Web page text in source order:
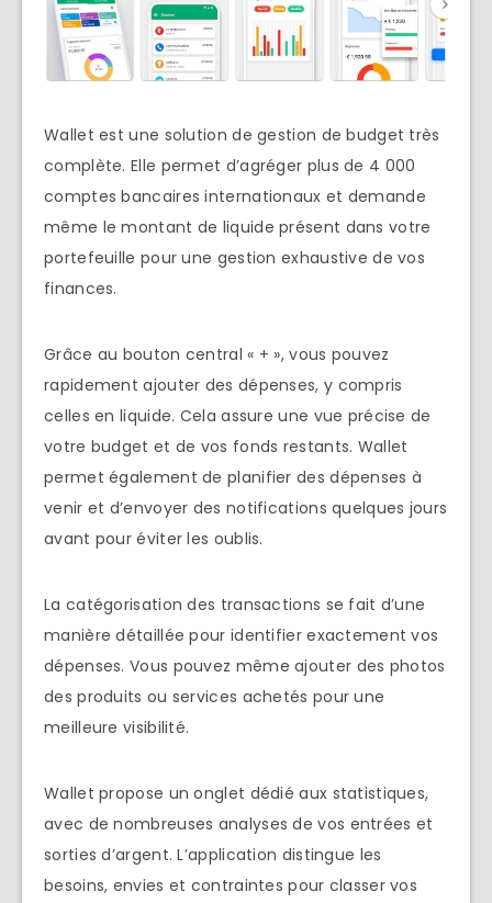
Wallet est une solution de gestion de budget très
complète. Elle permet d’agréger plus de 4 000
comptes bancaires internationaux et demande
même le montant de liquide présent dans votre
portefeuille pour une gestion exhaustive de vos
finances.
Grâce au bouton central « + », vous pouvez
rapidement ajouter des dépenses, y compris
celles en liquide. Cela assure une vue précise de
votre budget et de vos fonds restants. Wallet
permet également de planifier des dépenses à
venir et d’envoyer des notifications quelques jours
avant pour éviter les oublis.
La catégorisation des transactions se fait d’une
manière détaillée pour identifier exactement vos
dépenses. Vous pouvez même ajouter des photos
des produits ou services achetés pour une
meilleure visibilité.
Wallet propose un onglet dédié aux statistiques,
avec de nombreuses analyses de vos entrées et
sorties d’argent. L’application distingue les
besoins, envies et contraintes pour classer vos